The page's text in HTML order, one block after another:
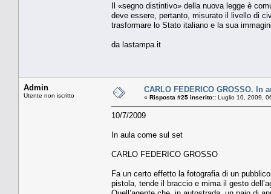
Il «segno distintivo» della nuova legge è
deve essere, pertanto, misurato il livello di
trasformare lo Stato italiano e la sua
da lastampa.it
Admin
Utente non iscritto
CARLO FEDERICO GROSSO. In
« Risposta #25 inserito:: Luglio 10, 2009,
10/7/2009
In aula come sul set
CARLO FEDERICO GROSSO
Fa un certo effetto la fotografia di un
pistola, tende il braccio e mima il gesto